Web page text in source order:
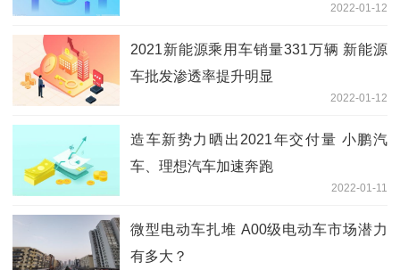
2022-01-12
2021新能源乘用车销量331万辆 新能源
车批发渗透率提升明显
2022-01-12
造车新势力晒出2021年交付量 小鹏汽
车、理想汽车加速奔跑
2022-01-11
微型电动车扎堆 A00级电动车市场潜力
有多大？